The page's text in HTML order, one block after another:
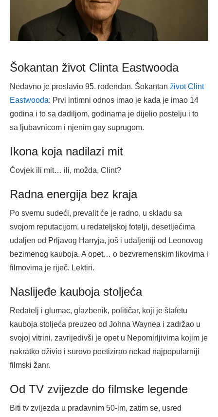
Šokantan život Clinta Eastwooda
Nedavno je proslavio 95. rođendan. Šokantan život Clint
Eastwooda: Prvi intimni odnos imao je kada je imao 14
godina i to sa dadiljom, godinama je dijelio postelju i to
sa ljubavnicom i njenim gay suprugom.
Ikona koja nadilazi mit
Čovjek ili mit… ili, možda, Clint?
Radna energija bez kraja
Po svemu sudeći, prevalit će je radno, u skladu sa
svojom reputacijom, u redateljskoj fotelji, desetljećima
udaljen od Prljavog Harryja, još i udaljeniji od Leonovog
bezimenog kauboja. A opet… o bezvremenskim likovima i
filmovima je riječ. Lektiri.
Naslijeđe kauboja stoljeća
Redatelj i glumac, glazbenik, političar, koji je štafetu
kauboja stoljeća preuzeo od Johna Waynea i zadržao u
svojoj vitrini, zavrijedivši je opet u Nepomirljivima kojim je
nakratko oživio i surovo poetizirao nekad najpopularniji
filmski žanr.
Od TV zvijezde do filmske legende
Biti tv zvijezda u pradavnim 50-im, zatim se, usred